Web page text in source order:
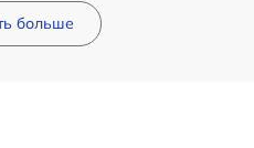
больше